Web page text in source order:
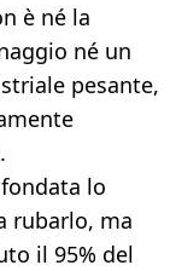
è né la
né un
pesante,
lo
rubarlo, ma
il 95% del